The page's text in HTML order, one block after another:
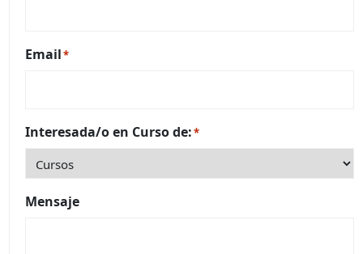
Email*
Interesada/o en Curso de:*
Mensaje